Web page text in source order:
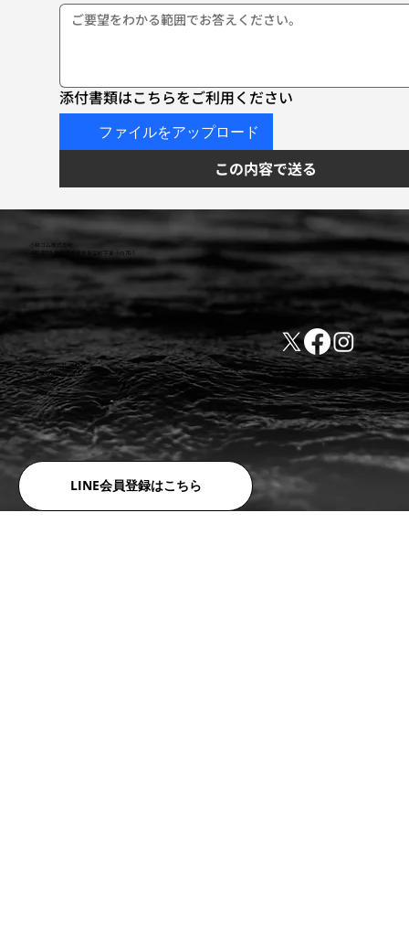
添付書類はこちらをご利用ください
ファイルをアップロード
この内容で送る
LINE会員登録はこちら
小林ゴム株式会社
441-8016 愛知県豊橋市新栄町字東小向76-1
TEL:0532-31-4646
FAX:0532-32-6810
​会社概要
​利用規約